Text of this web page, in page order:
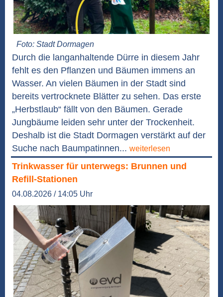
Foto: Stadt Dormagen
Durch die langanhaltende Dürre in diesem Jahr
fehlt es den Pflanzen und Bäumen immens an
Wasser. An vielen Bäumen in der Stadt sind
bereits vertrocknete Blätter zu sehen. Das erste
„Herbstlaub“ fällt von den Bäumen. Gerade
Jungbäume leiden sehr unter der Trockenheit.
Deshalb ist die Stadt Dormagen verstärkt auf der
Suche nach Baumpatinnen... weiterlesen
Trinkwasser für unterwegs: Brunnen und
Refill-Stationen
04.08.2026 / 14:05 Uhr